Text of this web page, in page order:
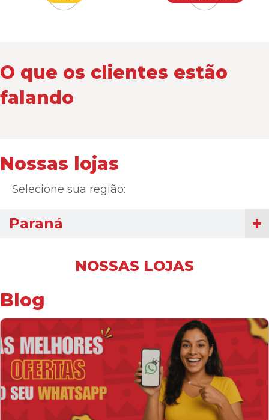
O que os clientes estão
falando
Nossas lojas
Selecione sua região:
Paraná
NOSSAS LOJAS
Blog